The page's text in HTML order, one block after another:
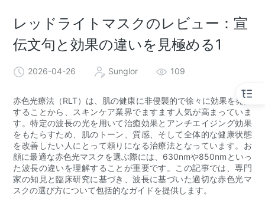
レッドライトマスクのレビュー：宣
伝文句と効果の違いを見極める1
2026-04-26 Sunglor 109
赤色光療法（RLT）は、肌の健康に非侵襲的で徐々に効果を発揮
することから、スキンケア業界でますます人気が高まっていま
す。特定の波長の光を用いて治癒効果とアンチエイジング効果
をもたらすため、肌のトーン、質感、そして全体的な健康状態
を改善したい人にとって頼りになる治療法となっています。お
顔に最適な赤色光マスクを選ぶ際には、630nmや850nmといっ
た波長の違いを理解することが重要です。この記事では、専門
家の知見と臨床研究に基づき、波長に基づいた適切な赤色光マ
スクの選び方について包括的なガイドを提供します。